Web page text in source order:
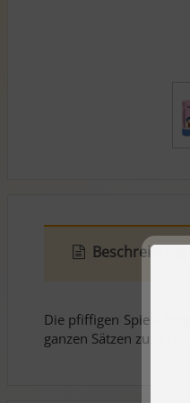
Beschreibung
Die pfiffigen Spiele
ganzen Sätzen zu